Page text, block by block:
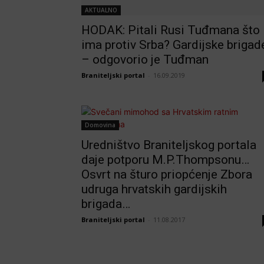
AKTUALNO
HODAK: Pitali Rusi Tuđmana što
ima protiv Srba? Gardijske
– odgovorio je Tuđman
Braniteljski portal 16.09.2019
Domovina
Uredništvo Braniteljskog portala
daje potporu M.P.Thompsonu…
Osvrt na šturo priopćenje Zbora
udruga hrvatskih gardijskih
brigada…
Braniteljski portal 11.08.2017